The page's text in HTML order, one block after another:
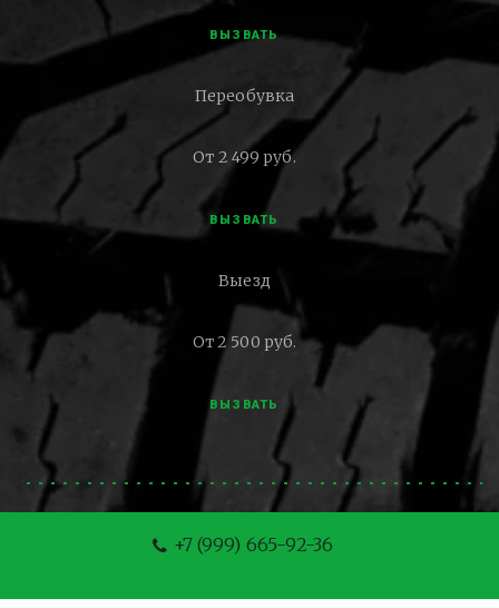
ВЫЗВАТЬ
Переобувка
От 2 499 руб.
ВЫЗВАТЬ
Выезд
От 2 500 руб.
ВЫЗВАТЬ
+7 (999) 665-92-36